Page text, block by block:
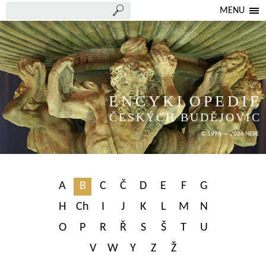
MENU
ENCYKLOPEDIE
ČESKÝCH BUDĚJOVIC
© 1998 — 2026 NEBE
A B C Č D E F
G
H
Ch I J K L M
N
O
P R Ř S Š T
U
V
W Y Z Ž